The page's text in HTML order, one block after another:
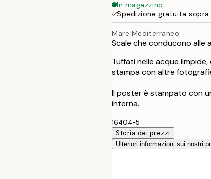
In magazzino
Spedizione gratuita
Mare Mediterraneo
Scale che conducono alle
Tuffati nelle acque
stampa con altre
Il poster è stampato con
interna.
16404-5
Storia dei prezzi
Ulteriori informazioni sui nostri